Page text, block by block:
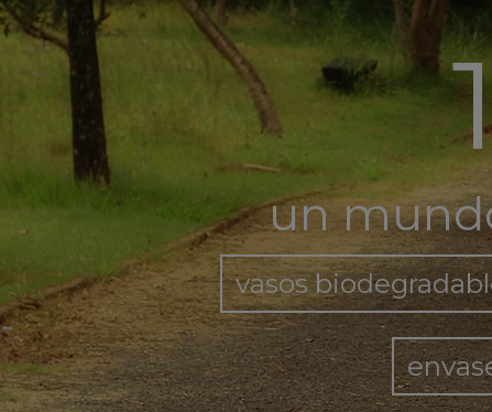
un
vasos